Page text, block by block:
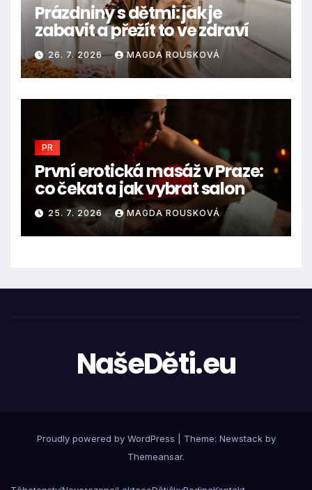
Prázdniny s dětmi: jak je
zabavit a přežít to ve zdraví
26. 7. 2026 MAGDA ROUSKOVÁ
PR
První erotická masáž v Praze:
co čekat a jak vybrat salon
25. 7. 2026 MAGDA ROUSKOVÁ
NašeDěti.eu
Proudly powered by WordPress Theme: Newstackby
Themeansar.